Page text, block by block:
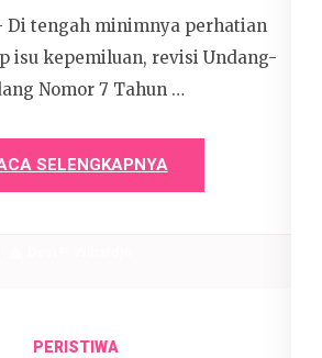
Di tengah minimnya perhatian
isu kepemiluan, revisi Undang-
Nomor 7 Tahun …
SELENGKAPNYA
PERISTIWA